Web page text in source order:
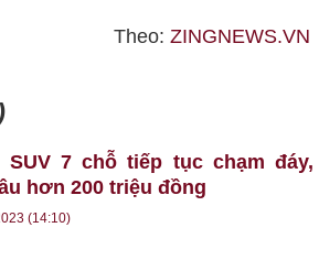
Theo: ZINGNEWS.VN
SUV 7 chỗ tiếp tục chạm đáy,
hơn 200 triệu đồng
(14:10)